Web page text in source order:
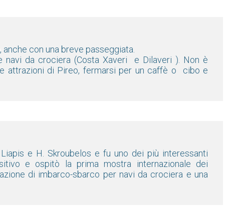
con una breve passeggiata.
da crociera (Costa Xaveri e Dilaveri ). Non è
attrazioni di Pireo, fermarsi per un caffè o cibo e
e H. Skroubelos e fu uno dei più interessanti
e ospitò la prima mostra internazionale dei
di imbarco-sbarco per navi da crociera e una